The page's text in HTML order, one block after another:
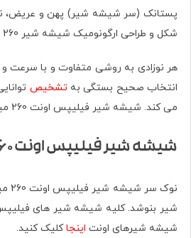
پستانک (سر شیشه شیر) پهن و عریض،
شکل و طراحی ارگونومیک شیشه شیر 260 میل اونت نگه داشتن و گرفتن در دستان کودک را برای حداکثر راحتی آسان می کند. ساخته شده از مواد ۱۰۰٪ طبیعی و فاقد مواد مضر بدون BPA و BPS.
هر نوزادی به روشی متفاوت و با سرعت و
انتخاب صحیح بستگی بهتشخیص
می کند. شیشه شیر فیلیپس اونت 260 میل اصلی 3 عددی نچرال فقط از چند قسمت تشکیل شده است که مونتاژ را سریع و آسان می نماید.
شیشه شیر فیلیپس اونت 260 میل اصلی 3 عددی
شیر بنوشد. کلیه شیشه شیر های فیلیپس
شیشه شیرهای اونت اینجاکلیک کنید.